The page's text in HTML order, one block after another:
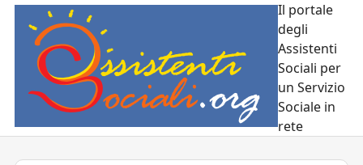
Il portale
degli
Assistenti
Sociali per
un Servizio
Sociale in
rete